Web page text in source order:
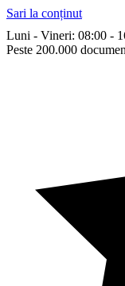
Sari la conținut
Luni - Vineri: 08:00 -
Peste 200.000